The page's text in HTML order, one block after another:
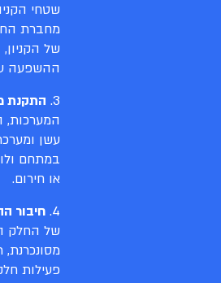
שטחי
מחברת
של
ההשפעה
3. התקנת
המערכות,
עשן
במתחם
או חירום.
4. חיבור
של החלק
פעילות